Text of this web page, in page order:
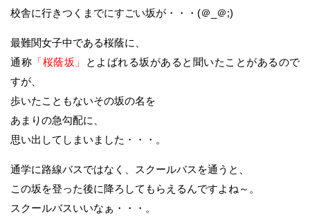
校舎に行きつくまでにすごい坂が・・・(＠_＠;)
最難関女子中である桜蔭に、
通称 「桜蔭坂」
とよばれる坂があると聞いたことがあるので
すが、
歩いたこともないその坂の名を
あまりの急勾配に、
思い出してしまいました・・・。
通学に路線バスではなく、スクールバスを通うと、
この坂を登った後に降ろしてもらえるんですよね～。
スクールバスいいなぁ・・・。